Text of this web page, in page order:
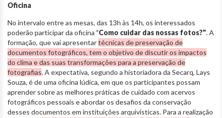
Oficina
No intervalo entre as mesas, das 13h às 14h, os interessados
poderão participar da oficina "Como cuidar das nossas fotos?". A
formação, que vai apresentartécnicas de preservação de
documentos fotográficos, tem o objetivo de discutir os impactos
do clima e das suas transformações para a preservação de
fotografias. A expectativa, segundo a historiadora da Secarq, Lays
Souza, é de uma oficina lúdica, em que os participantes possam
aprender sobre as melhores práticas de cuidado com acervos
fotográficos pessoais e abordar os desafios da conservação
desses documentos em instituições arquivísticas. Para a realização